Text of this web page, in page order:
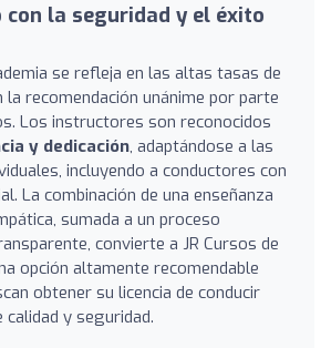
con la seguridad y el éxito
se refleja en las altas tasas de
recomendación unánime por parte
Los instructores son reconocidos
y dedicación, adaptándose a las
incluyendo a conductores con
La combinación de una enseñanza
sumada a un proceso
convierte a JR Cursos de
opción altamente recomendable
obtener su licencia de conducir
y seguridad.